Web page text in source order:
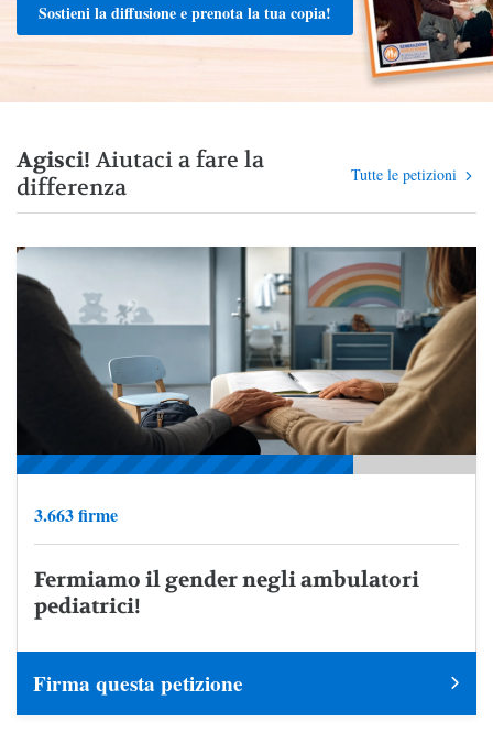
Sostieni la diffusione e prenota la tua copia!
Agisci! Aiutaci a fare la
differenza
Tutte le petizioni
3.663 firme
Fermiamo il gender negli ambulatori
pediatrici!
Firma questa petizione